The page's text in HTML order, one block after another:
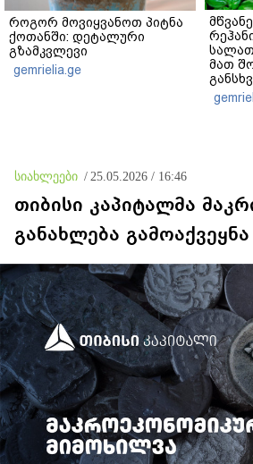
როგორ მოვიყვანოთ პიტნა
ქოთანში: დეტალური
გზამკვლევი
gemrielia.ge
მათ
სიახლეები / 25.05.2026 / 16:46
თიბისი კაპიტალმა
განახლება გამოაქვეყნა